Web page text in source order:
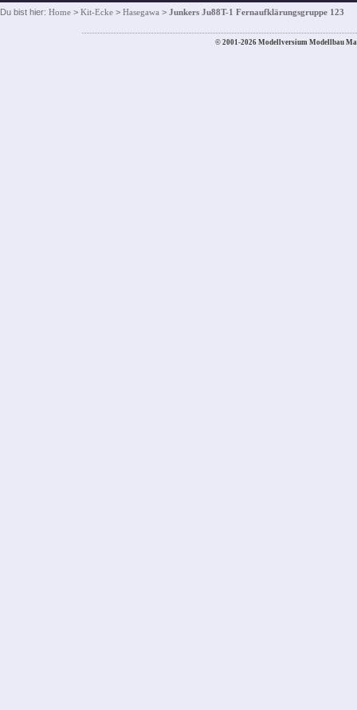
Du bist hier: Home > Kit-Ecke > Hasegawa > Junkers Ju88T-1 Fernaufklärungsgruppe 123
© 2001-2026 Modellversium Modellbau